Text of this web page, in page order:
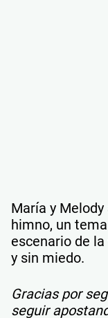
María y
himno, un
escenario de
y sin miedo.
Gracias por
seguir